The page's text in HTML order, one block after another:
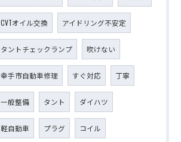
CVTオイル交換 アイドリング不安定
タントチェックランプ 吹けない
幸手市自動車修理 すぐ対応 丁寧
一般整備 タント ダイハツ
軽自動車 プラグ コイル